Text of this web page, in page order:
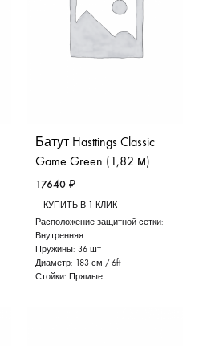
Батут Hasttings Classic
Game Green (1,82 м)
17640 ₽
КУПИТЬ В 1 КЛИК
Расположение защитной сетки:
Внутренняя
Пружины: 36 шт
Диаметр: 183 см / 6ft
Стойки: Прямые